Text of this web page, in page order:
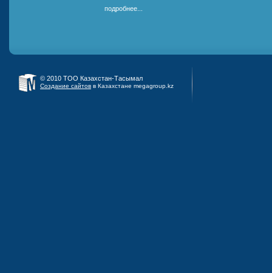
подробнее...
© 2010 ТОО Казахстан-Тасымал
Создание сайтов в Казахстане megagroup.kz